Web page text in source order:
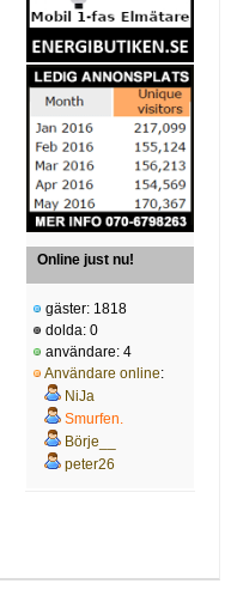
Online just nu!
gäster: 1818
dolda: 0
användare: 4
Användare online:
NiJa
Smurfen.
Börje__
peter26